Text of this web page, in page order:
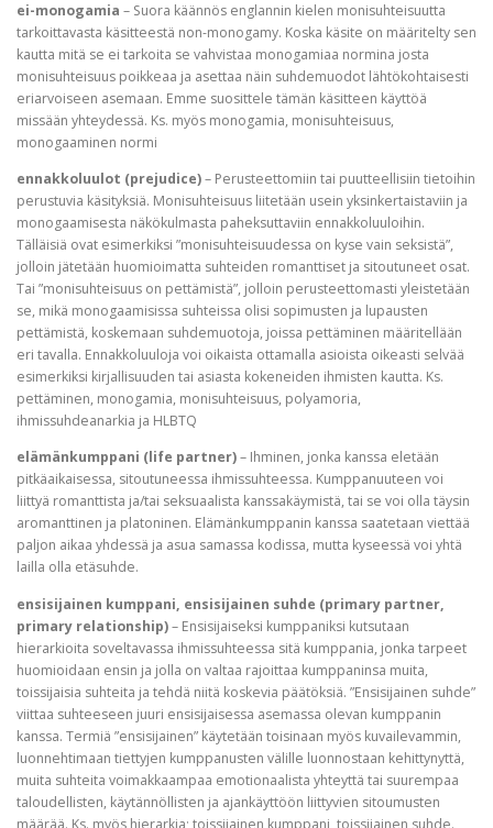
ei-monogamia – Suora käännös englannin kielen monisuhteisuutta
tarkoittavasta käsitteestä non-monogamy. Koska käsite on määritelty sen
kautta mitä se ei tarkoita se vahvistaa monogamiaa normina josta
monisuhteisuus poikkeaa ja asettaa näin suhdemuodot lähtökohtaisesti
eriarvoiseen asemaan. Emme suosittele tämän käsitteen käyttöä
missään yhteydessä. Ks. myös monogamia, monisuhteisuus,
monogaaminen normi
ennakkoluulot (prejudice)– Perusteettomiin tai puutteellisiin tietoihin
perustuvia käsityksiä. Monisuhteisuus liitetään usein yksinkertaistaviin ja
monogaamisesta näkökulmasta paheksuttaviin ennakkoluuloihin.
Tälläisiä ovat esimerkiksi ”monisuhteisuudessa on kyse vain seksistä”,
jolloin jätetään huomioimatta suhteiden romanttiset ja sitoutuneet osat.
Tai ”monisuhteisuus on pettämistä”, jolloin perusteettomasti yleistetään
se, mikä monogaamisissa suhteissa olisi sopimusten ja lupausten
pettämistä, koskemaan suhdemuotoja, joissa pettäminen määritellään
eri tavalla. Ennakkoluuloja voi oikaista ottamalla asioista oikeasti selvää
esimerkiksi kirjallisuuden tai asiasta kokeneiden ihmisten kautta. Ks.
pettäminen, monogamia, monisuhteisuus, polyamoria,
ihmissuhdeanarkia ja HLBTQ
elämänkumppani (life partner)– Ihminen, jonka kanssa eletään
pitkäaikaisessa, sitoutuneessa ihmissuhteessa. Kumppanuuteen voi
liittyä romanttista ja/tai seksuaalista kanssakäymistä, tai se voi olla täysin
aromanttinen ja platoninen. Elämänkumppanin kanssa saatetaan viettää
paljon aikaa yhdessä ja asua samassa kodissa, mutta kyseessä voi yhtä
lailla olla etäsuhde.
ensisijainen kumppani, ensisijainen suhde (primary partner,
primary relationship)– Ensisijaiseksi kumppaniksi kutsutaan
hierarkioita soveltavassa ihmissuhteessa sitä kumppania, jonka tarpeet
huomioidaan ensin ja jolla on valtaa rajoittaa kumppaninsa muita,
toissijaisia suhteita ja tehdä niitä koskevia päätöksiä. ”Ensisijainen suhde”
viittaa suhteeseen juuri ensisijaisessa asemassa olevan kumppanin
kanssa. Termiä ”ensisijainen” käytetään toisinaan myös kuvailevammin,
luonnehtimaan tiettyjen kumppanusten välille luonnostaan kehittynyttä,
muita suhteita voimakkaampaa emotionaalista yhteyttä tai suurempaa
taloudellisten, käytännöllisten ja ajankäyttöön liittyvien sitoumusten
määrää. Ks. myös hierarkia; toissijainen kumppani, toissijainen suhde.